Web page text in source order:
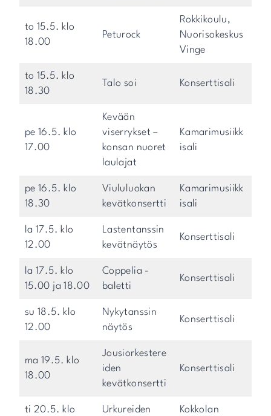
to 15.5. klo
18.00
Peturock
Rokkikoulu,
Nuorisokeskus
Vinge
to 15.5. klo
18.30
Talo soi Konserttisali
pe 16.5. klo
17.00
Kevään
viserrykset –
konsan nuoret
laulajat
Kamarimusiikk
isali
pe 16.5. klo
18.30
Viululuokan
kevätkonsertti
Kamarimusiikk
isali
la 17.5. klo
12.00
Lastentanssin
kevätnäytös
Konserttisali
la 17.5. klo
15.00 ja 18.00
Coppelia -
baletti
Konserttisali
su 18.5. klo
12.00
Nykytanssin
näytös
Konserttisali
ma 19.5. klo
18.00
Jousiorkestere
iden
kevätkonsertti
Konserttisali
ti 20.5. klo
Urkureiden
Kokkolan